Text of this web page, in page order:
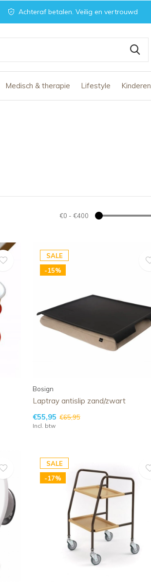
Medisch & therapie Lifestyle Kinderen
Achteraf betalen. Veilig en vertrouwd
€0 - €400
SALE
-15%
Bosign
Laptray antislip zand/zwart
€55,95 €65,95
Incl. btw
SALE
-17%